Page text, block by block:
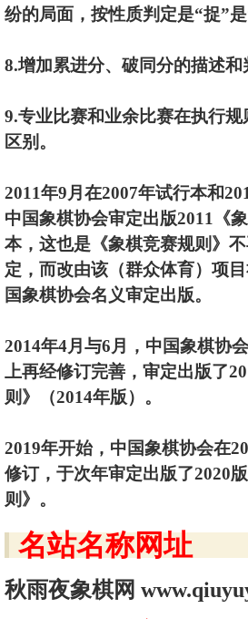
纷的局面，按性质判定是“捉”是
8.增加累进分、破同分的描述和
9.专业比赛和业余比赛在执行
区别。
2011年9月在2007年试行本和
中国象棋协会审定出版2011《
本，这也是《象棋竞赛规则》
定，而改由该（群众体育）项
国象棋协会名义审定出版。
2014年4月与6月，中国象棋协
上再经修订完善，审定出版了
则》（2014年版）。
2019年开始，中国象棋协会在
修订，于次年审定出版了2020
则》。
名站名称网址
秋雨夜象棋网